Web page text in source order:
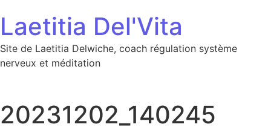
Laetitia Del'Vita
Site de Laetitia Delwiche, coach régulation système
nerveux et méditation
20231202_140245